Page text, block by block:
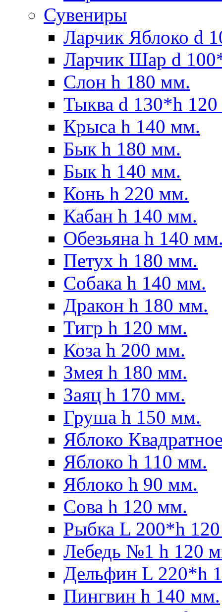
Сувениры
Ларчик Яблоко d
Ларчик Шар d
Слон h 180 мм.
Тыква d 130*h
Крыса h 140 мм.
Бык h 180 мм.
Бык h 140 мм.
Конь h 220 мм.
Кабан h 140 мм.
Обезьяна h 140
Петух h 180 мм.
Собака h 140 мм.
Дракон h 180 мм.
Тигр h 120 мм.
Коза h 200 мм.
Змея h 180 мм.
Заяц h 170 мм.
Груша h 150 мм.
Яблоко
Яблоко h 110 мм.
Яблоко h 90 мм.
Сова h 120 мм.
Рыбка L 200*h
Лебедь №1 h 120
Дельфин L 220*h
Пингвин h 140 мм.